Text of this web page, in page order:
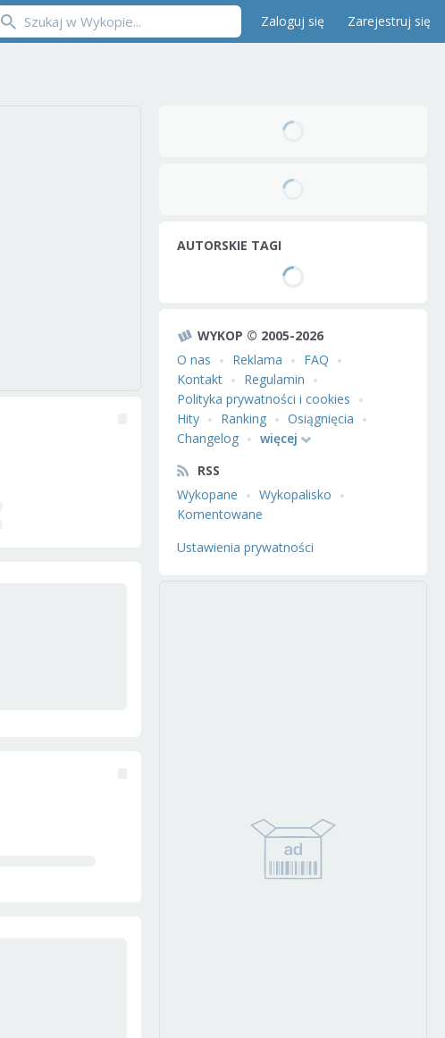
Zaloguj się Zarejestruj się
AUTORSKIE TAGI
WYKOP © 2005-2026
O nas
Reklama
FAQ
Kontakt
Regulamin
Polityka prywatności i cookies
Hity
Ranking
Osiągnięcia
Changelog
więcej
RSS
Wykopane
Wykopalisko
Komentowane
Ustawienia prywatności